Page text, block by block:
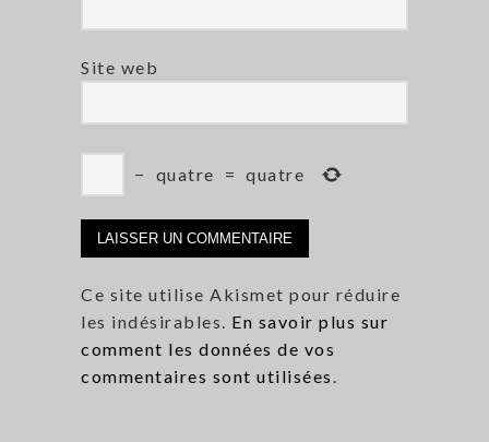
Site web
− quatre = quatre
Ce site utilise Akismet pour réduire
les indésirables. En savoir plus sur
comment les données de vos
commentaires sont utilisées .